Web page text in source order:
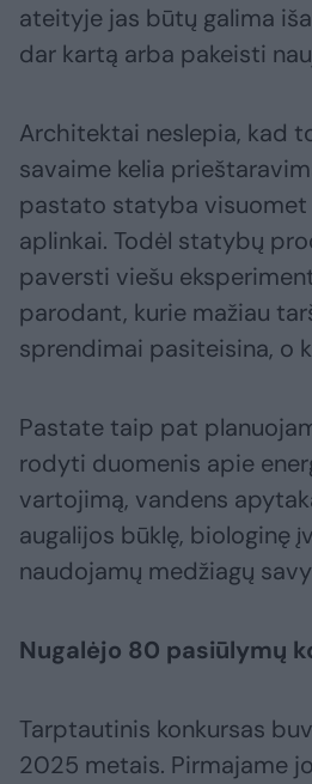
ateityje jas būtų galima
dar kartą arba pakeisti
Architektai neslepia, kad
savaime kelia
pastato statyba visuomet
aplinkai. Todėl statybų
paversti viešu
parodant, kurie mažiau
sprendimai pasiteisina, o
Pastate taip pat
rodyti duomenis apie
vartojimą, vandens
augalijos būklę, biologinę
naudojamų medžiagų
Nugalėjo 80 pasiūlymų
Tarptautinis konkursas
2025 metais. Pirmajame